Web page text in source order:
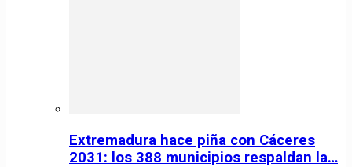
Extremadura hace piña con Cáceres
2031: los 388 municipios respaldan la…